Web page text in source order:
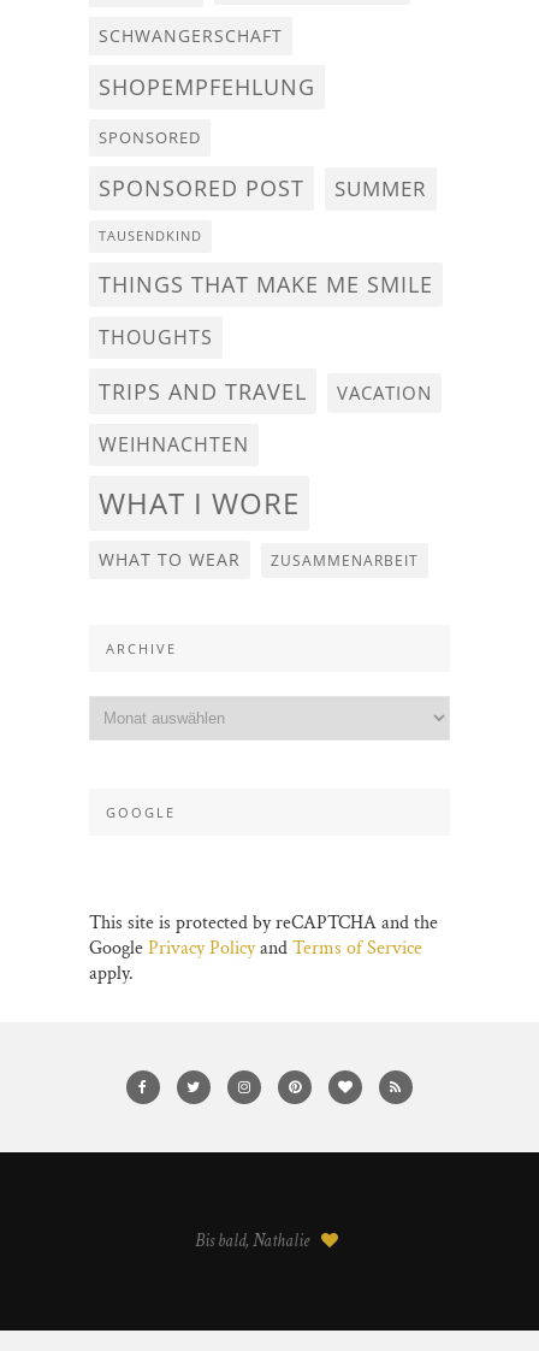
SCHWANGERSCHAFT
SHOPEMPFEHLUNG
SPONSORED
SPONSORED POST SUMMER
TAUSENDKIND
THINGS THAT MAKE ME SMILE
THOUGHTS
TRIPS AND TRAVEL VACATION
WEIHNACHTEN
WHAT I WORE
WHAT TO WEAR ZUSAMMENARBEIT
ARCHIVE
GOOGLE
This site is protected by reCAPTCHA and the
GooglePrivacy PolicyandTerms of Service
apply.
Bis bald, Nathalie